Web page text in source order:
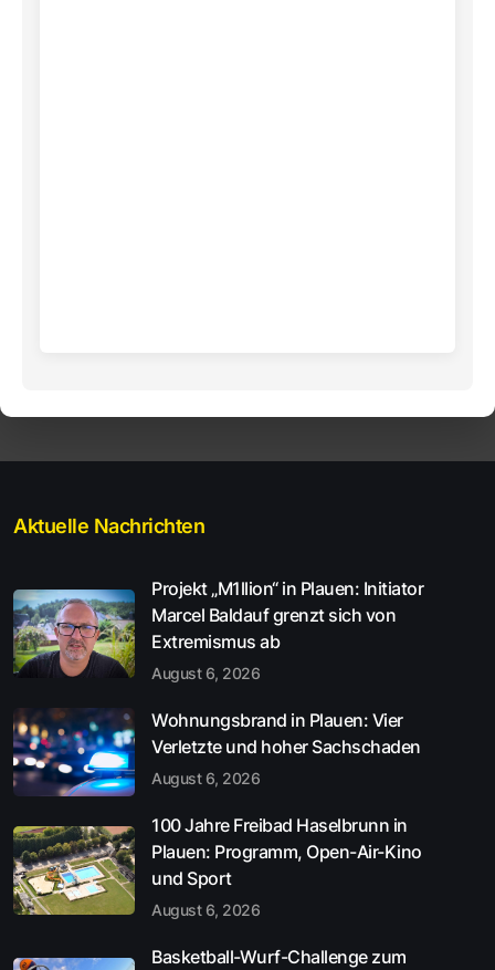
Aktuelle Nachrichten
Projekt „M1llion“ in Plauen: Initiator
Marcel Baldauf grenzt sich von
Extremismus ab
August 6, 2026
Wohnungsbrand in Plauen: Vier
Verletzte und hoher Sachschaden
August 6, 2026
100 Jahre Freibad Haselbrunn in
Plauen: Programm, Open-Air-Kino
und Sport
August 6, 2026
Basketball-Wurf-Challenge zum